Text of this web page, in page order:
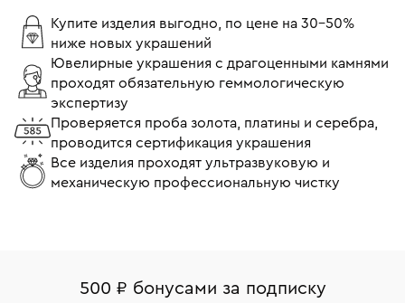
Купите изделия выгодно, по цене на 30-50%
ниже новых украшений
Ювелирные украшения с драгоценными камнями
проходят обязательную геммологическую
экспертизу
Проверяется проба золота, платины и серебра,
проводится сертификация украшения
Все изделия проходят ультразвуковую и
механическую профессиональную чистку
500 ₽ бонусами за подписку